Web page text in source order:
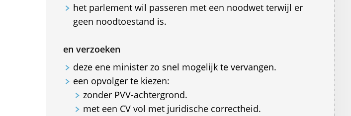
het parlement wil passeren met een noodwet terwijl er
geen noodtoestand is.
en verzoeken
deze ene minister zo snel mogelijk te vervangen.
een opvolger te kiezen:
zonder PVV-achtergrond.
met een CV vol met juridische correctheid.